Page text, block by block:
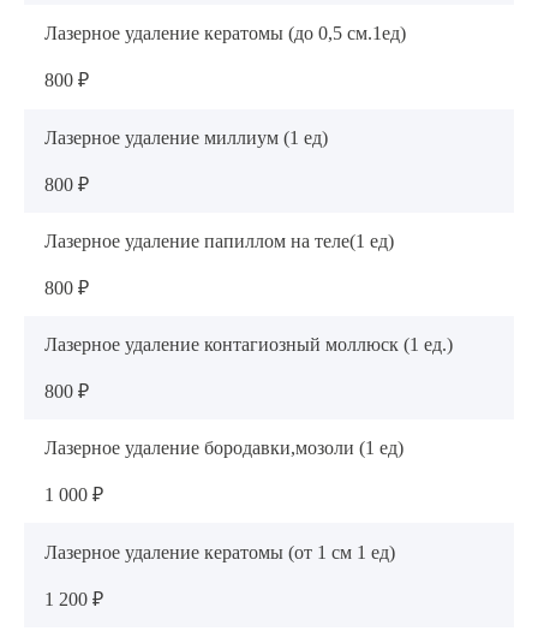
Лазерное удаление кератомы (до 0,5 см.1ед)
800 ₽
Лазерное удаление миллиум (1 ед)
800 ₽
Лазерное удаление папиллом на теле(1 ед)
800 ₽
Лазерное удаление контагиозный моллюск (1 ед.)
800 ₽
Лазерное удаление бородавки,мозоли (1 ед)
1 000 ₽
Лазерное удаление кератомы (от 1 см 1 ед)
1 200 ₽
ОТПРАВИТЬ